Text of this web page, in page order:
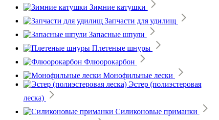
Зимние катушки
Запчасти для удилищ
Запасные шпули
Плетеные шнуры
Флюорокарбон
Монофильные лески
Эстер (полиэстеровая
леска)
Силиконовые приманки